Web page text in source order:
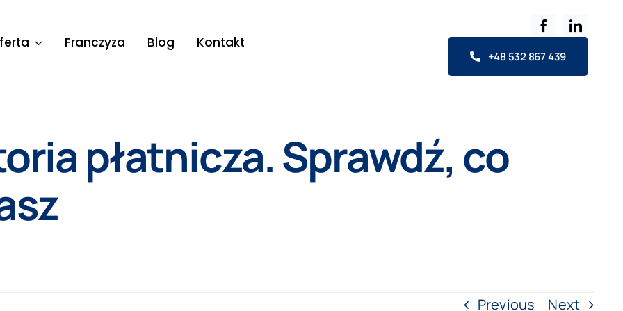
Franczyza Blog Kontakt
+48 532 867 439
płatnicza. Sprawdź, co
Previous Next